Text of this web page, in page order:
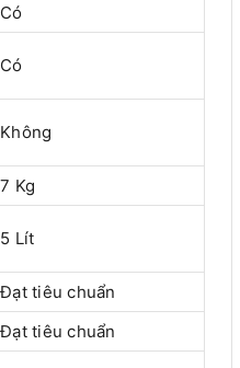
Có
Có
Không
7 Kg
5 Lít
Đạt tiêu chuẩn
Đạt tiêu chuẩn